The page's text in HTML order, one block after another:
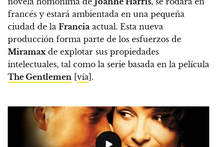
francés y estará ambientada en una pequeña
ciudad de la Francia actual. Esta nueva
producción forma parte de los esfuerzos de
Miramax de explotar sus propiedades
intelectuales, tal como la serie basada en la película
The Gentlemen [vía].